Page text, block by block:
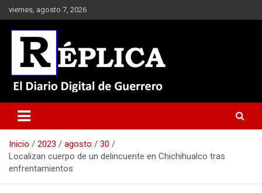
Saltar
al
contenido
viernes, agosto 7, 2026
Réplica
Inicio 2023 agosto
30
Localizan cuerpo de un delincuente en Chichihualco tras
enfrentamientos